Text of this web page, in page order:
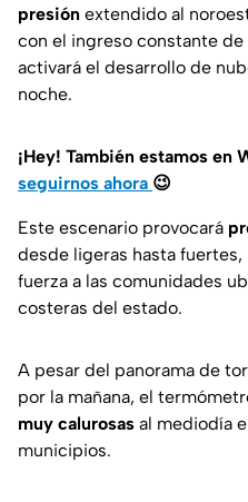
presión extendido al
con el ingreso constante
activará el desarrollo de
noche.
¡Hey! También estamos en
seguirnos ahora 😉
Este escenario provocará
desde ligeras hasta
fuerza a las comunidades
costeras del estado.
A pesar del panorama de
por la mañana, el
muy calurosas al mediodía
municipios.